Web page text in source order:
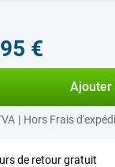
€
Ajouter
| Hors Frais
de retour gratuit